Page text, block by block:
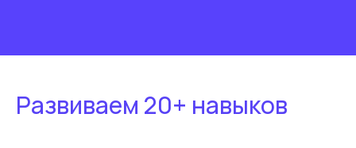
Развиваем 20+ навыков